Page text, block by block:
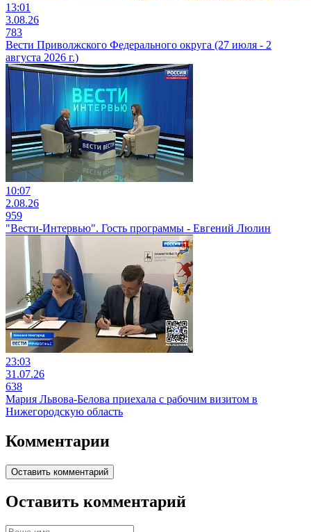
13:01
3.08.26
783
Вести Приволжского Федерального округа (27 июля - 2
августа 2026 г.)
10:07
2.08.26
959
"Вести-Интервью". Гость программы - Евгений Люлин
23:03
31.07.26
638
Мария Львова-Белова приехала с рабочим визитом в
Нижегородскую область
Комментарии
Оставить комментарий
Оставить комментарий